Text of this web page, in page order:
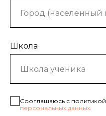
Школа
Сооглашаюсь с политикой
персональных данных